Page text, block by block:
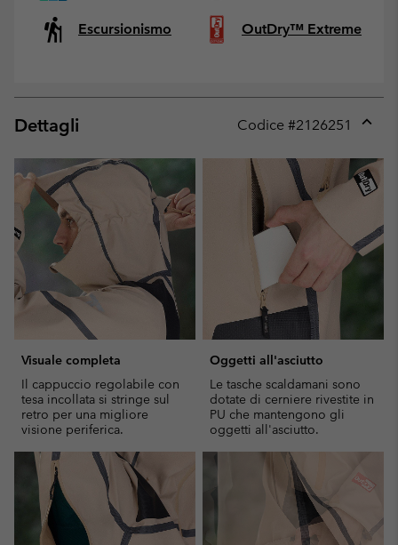
Escursionismo OutDry™ Extreme
Dettagli Codice #2126251
or
Visuale completa
Il cappuccio regolabile con
tesa incollata si stringe sul
retro per una migliore
visione periferica.
Oggetti all'asciutto
Le tasche scaldamani sono
dotate di cerniere rivestite in
PU che mantengono gli
oggetti all'asciutto.